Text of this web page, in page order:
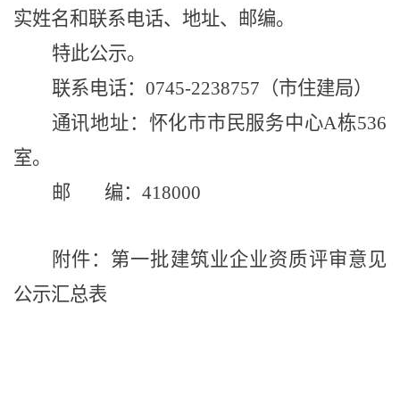
实姓名和联系电话、地址、邮编。
特此公示。
联系电话： 0745-2238757 （市住建局）
通讯地址：怀化市市民服务中心A栋536
室。
邮
编： 418000
附件：第一批建筑业企业资质评审意见
公示汇总表